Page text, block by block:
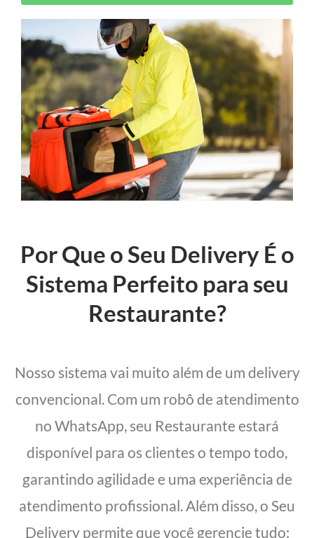
Por Que o Seu Delivery É o
Sistema Perfeito para seu
Restaurante?
Nosso sistema vai muito além de um delivery
convencional. Com um robô de atendimento
no WhatsApp, seu Restaurante estará
disponível para os clientes o tempo todo,
garantindo agilidade e uma experiência de
atendimento profissional. Além disso, o Seu
Delivery permite que você gerencie tudo: